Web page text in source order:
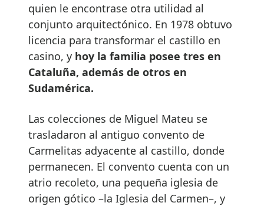
quien le encontrase otra utilidad al
conjunto arquitectónico. En 1978 obtuvo
licencia para transformar el castillo en
casino, y hoy la familia posee tres en
Cataluña, además de otros en
Sudamérica.
Las colecciones de Miguel Mateu se
trasladaron al antiguo convento de
Carmelitas adyacente al castillo, donde
permanecen. El convento cuenta con un
atrio recoleto, una pequeña iglesia de
origen gótico –la Iglesia del Carmen–, y